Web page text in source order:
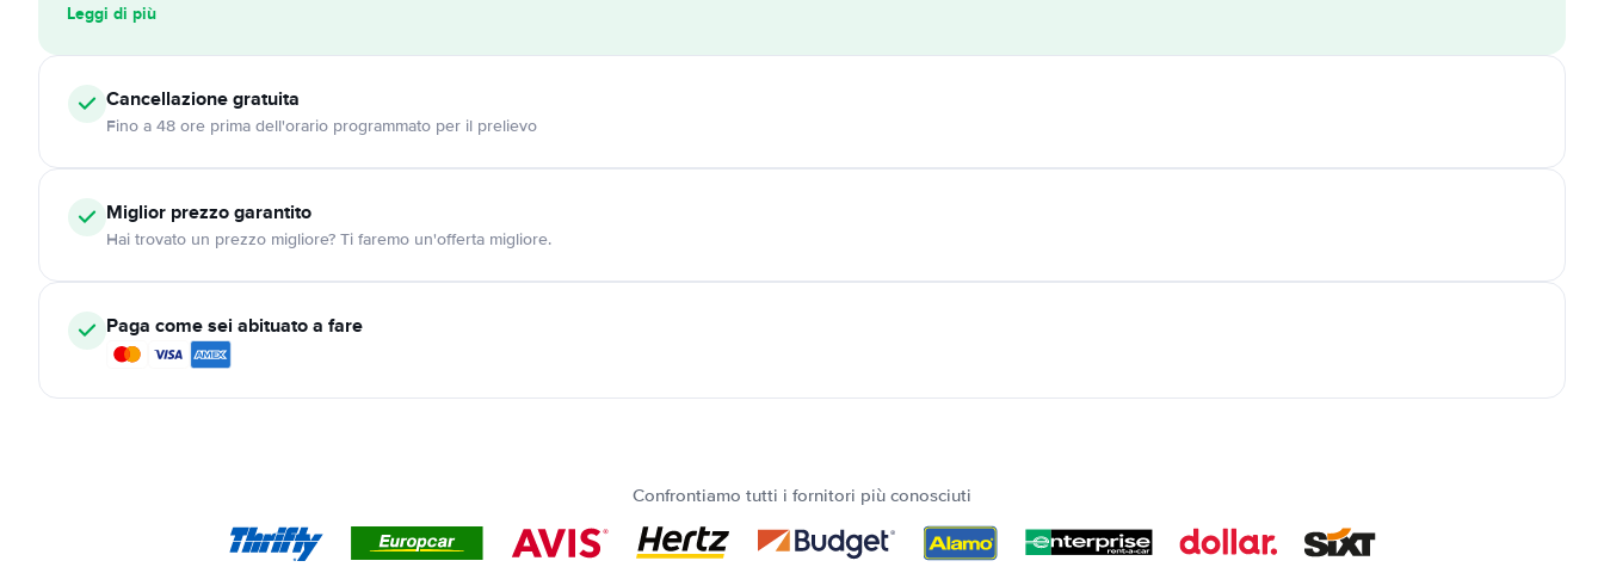
Leggi di più
Cancellazionegratuita
Fino a 48 ore prima dell'orario programmato per il prelievo
Miglior prezzo garantito
Hai trovato un prezzo migliore? Ti faremo un'offerta migliore.
Paga come sei abituato a fare
Confrontiamo tutti i fornitori più conosciuti